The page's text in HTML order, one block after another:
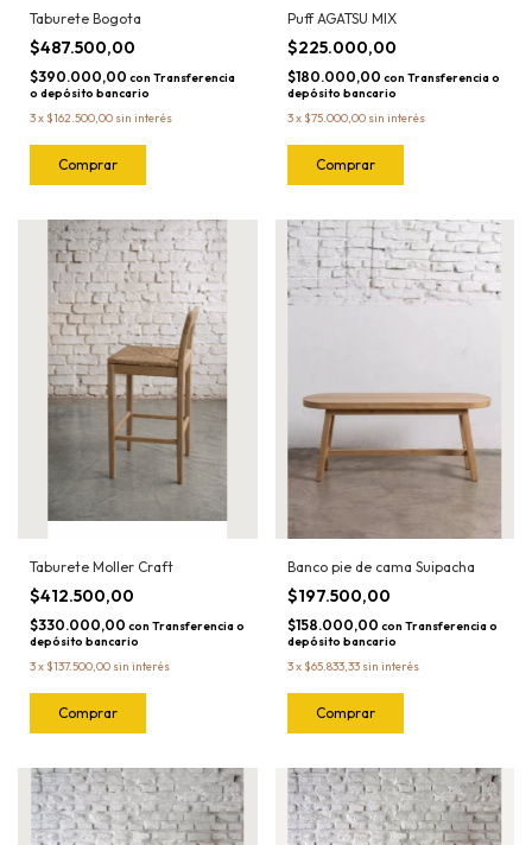
Taburete Bogota
$487.500,00
$390.000,00 con Transferencia
o depósito bancario
3x $162.500,00 sin interés
Puff AGATSU MIX
$225.000,00
$180.000,00 con Transferencia o
depósito bancario
3x $75.000,00 sin interés
Taburete Moller Craft
$412.500,00
$330.000,00 con Transferencia o
depósito bancario
3x $137.500,00 sin interés
Banco pie de cama Suipacha
$197.500,00
$158.000,00 con Transferencia o
depósito bancario
3x $65.833,33 sin interés
Comprar